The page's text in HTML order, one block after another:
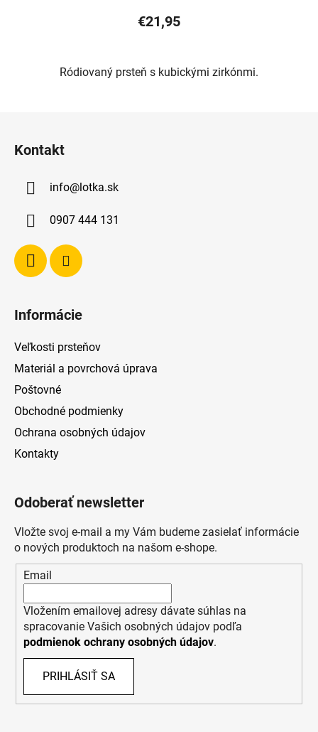
€21,95
Ródiovaný prsteň s kubickými zirkónmi.
Kontakt
info@lotka.sk
0907 444 131
Informácie
Veľkosti prsteňov
Materiál a povrchová úprava
Poštovné
Obchodné podmienky
Ochrana osobných údajov
Kontakty
Odoberať newsletter
Vložte svoj e-mail a my Vám budeme zasielať informácie
o nových produktoch na našom e-shope.
Email
Vložením emailovej adresy dávate súhlas na
spracovanie Vašich osobných údajov podľa
podmienok ochrany osobných údajov.
PRIHLÁSIŤ SA